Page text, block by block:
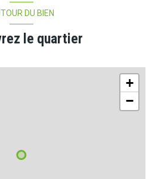
DU BIEN
le quartier
+
−